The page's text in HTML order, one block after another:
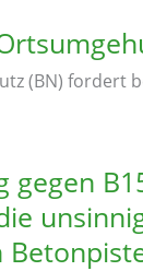
(BN) fordert
gegen